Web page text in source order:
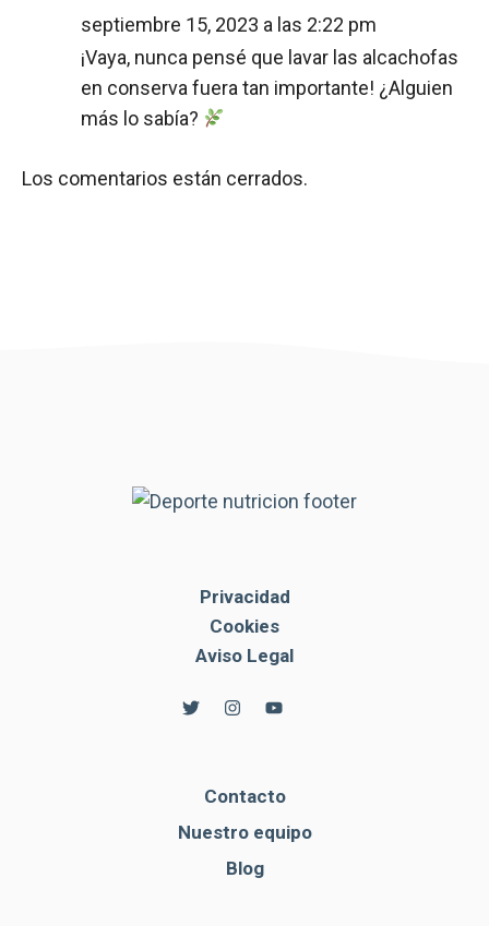
septiembre 15, 2023 a las 2:22 pm
¡Vaya, nunca pensé que lavar las alcachofas
en conserva fuera tan importante! ¿Alguien
más lo sabía?
Los comentarios están cerrados.
Privacidad
Cookies
Aviso Legal
Contacto
Nuestro equipo
Blog